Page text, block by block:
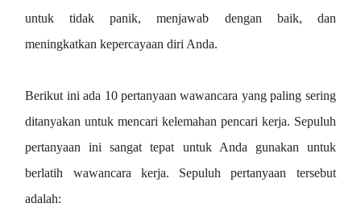
untuk tidak panik, menjawab dengan baik, dan
meningkatkan kepercayaan diri Anda.
Berikut ini ada 10 pertanyaan wawancara yang paling sering
ditanyakan untuk mencari kelemahan pencari kerja. Sepuluh
pertanyaan ini sangat tepat untuk Anda gunakan untuk
berlatih wawancara kerja. Sepuluh pertanyaan tersebut
adalah: